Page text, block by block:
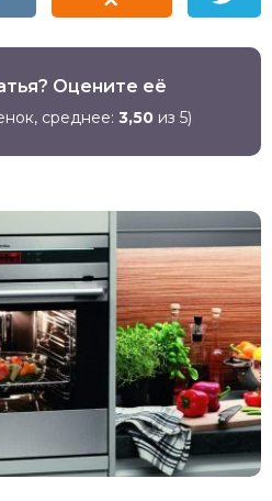
Оцените её
среднее: 3,50из 5)